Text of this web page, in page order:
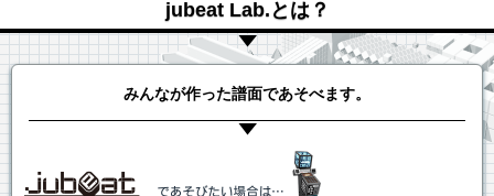
jubeat Lab.とは？
みんなが作った譜面であそべます。